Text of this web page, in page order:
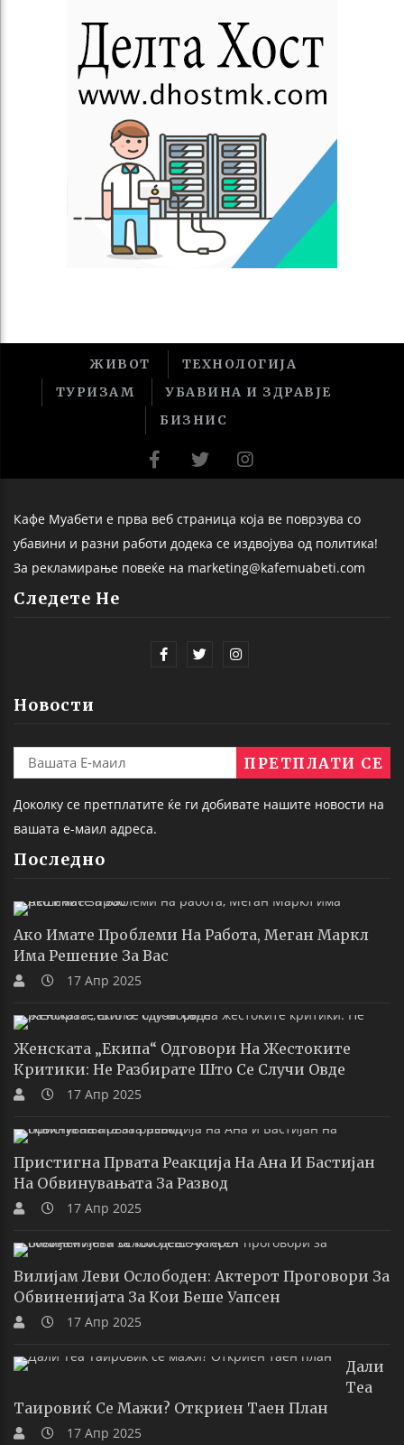
ЖИВОТ
ТЕХНОЛОГИЈА
ТУРИЗАМ
УБАВИНА И ЗДРАВЈЕ
БИЗНИС
Кафе Муабети е прва веб страница која ве поврзува со
убавини и разни работи додека се издвојува од политика!
За рекламирање повеќе на marketing@kafemuabeti.com
Следете Не
Новости
Доколку се претплатите ќе ги добивате нашите новости на
вашата е-маил адреса.
Последно
Ако Имате Проблеми На Работа, Меган Маркл
Има Решение За Вас
17 Апр 2025
Женската „екипа“ Одговори На Жестоките
Критики: Не Разбирате Што Се Случи Овде
17 Апр 2025
Пристигна Првата Реакција На Ана И Бастијан
На Обвинувањата За Развод
17 Апр 2025
Вилијам Леви Ослободен: Актерот Проговори За
Обвиненијата За Кои Беше Уапсен
17 Апр 2025
Дали
Теа
Таировиќ Се Мажи? Откриен Таен План
17 Апр 2025